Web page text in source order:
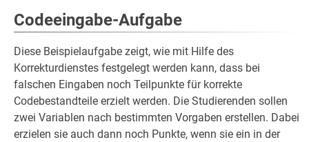
Codeeingabe-Aufgabe
Diese Beispielaufgabe zeigt, wie mit Hilfe des
Korrekturdienstes festgelegt werden kann, dass bei
falschen Eingaben noch Teilpunkte für korrekte
Codebestandteile erzielt werden. Die Studierenden sollen
zwei Variablen nach bestimmten Vorgaben erstellen. Dabei
erzielen sie auch dann noch Punkte, wenn sie ein in der